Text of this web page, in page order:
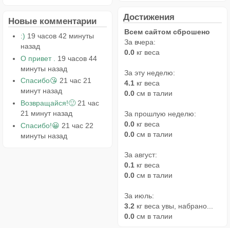
Новые комментарии
:) 19 часов 42 минуты
назад
О привет .
19 часов 44
минуты назад
Спасибо😘 21 час 21
минут назад
Возвращайся!🙂 21 час
21 минут назад
Спасибо!😀 21 час 22
минуты назад
Достижения
Всем сайтом сброшено
За вчера:
0.0 кг веса
За эту неделю:
4.1 кг веса
0.0 см в талии
За прошлую неделю:
0.0 кг веса
0.0 см в талии
За август:
0.1 кг веса
0.0 см в талии
За июль:
3.2 кг веса увы, набрано...
0.0 см в талии